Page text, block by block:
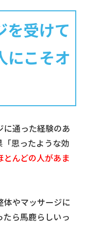
を受けて
にこそオ
通った経験のあ
思ったような効
とんどの人があま
体やマッサージに
ら馬鹿らしいっ